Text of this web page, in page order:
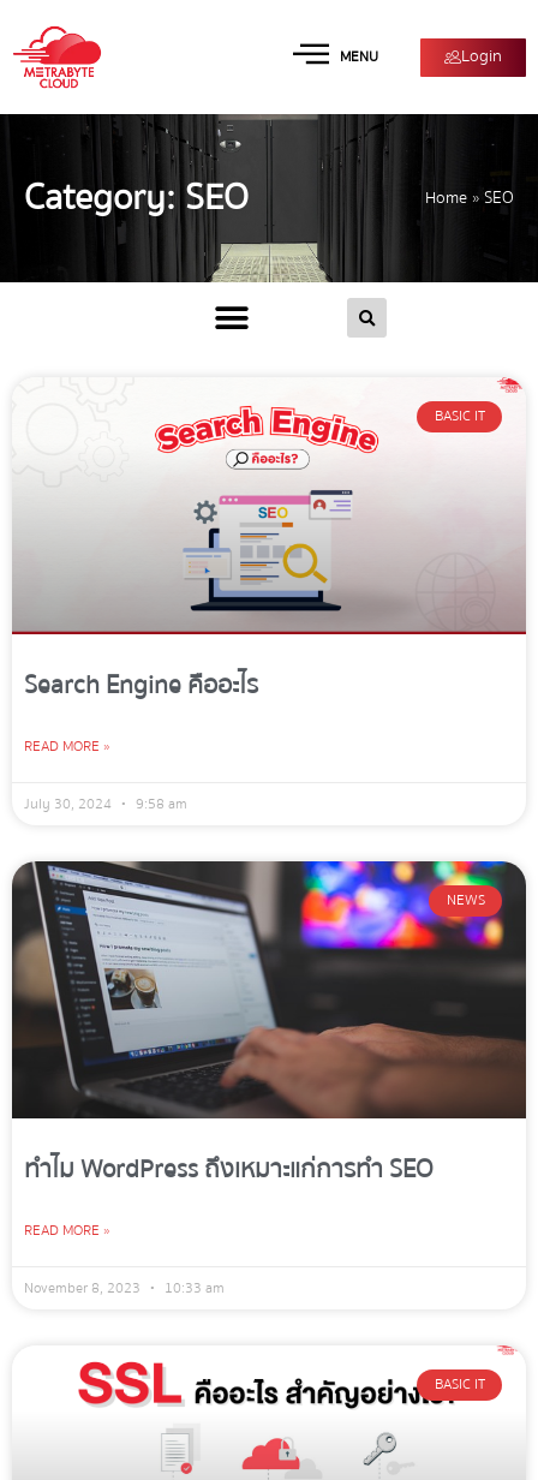
MENU Login
Category: SEO Home »SEO
BASIC IT
Search Engine คืออะไร
READ MORE »
July 30, 2024 9:58 am
NEWS
ทำไม WordPress ถึงเหมาะแก่การทำ SEO
READ MORE »
November 8, 2023 10:33 am
BASIC IT